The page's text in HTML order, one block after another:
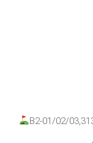
B2-01/02/